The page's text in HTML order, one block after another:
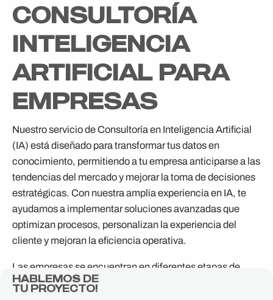
CONSULTORÍA
INTELIGENCIA
ARTIFICIAL PARA
EMPRESAS
Nuestro servicio de Consultoría en Inteligencia Artificial
(IA) está diseñado para transformar tus datos en
conocimiento, permitiendo a tu empresa anticiparse a las
tendencias del mercado y mejorar la toma de decisiones
estratégicas. Con nuestra amplia experiencia en IA, te
ayudamos a implementar soluciones avanzadas que
optimizan procesos, personalizan la experiencia del
cliente y mejoran la eficiencia operativa.
Las empresas se encuentran en diferentes etapas de
madurez tecnológica en cuanto a la adopción de IA. Por
HABLEMOS DE
TU PROYECTO!